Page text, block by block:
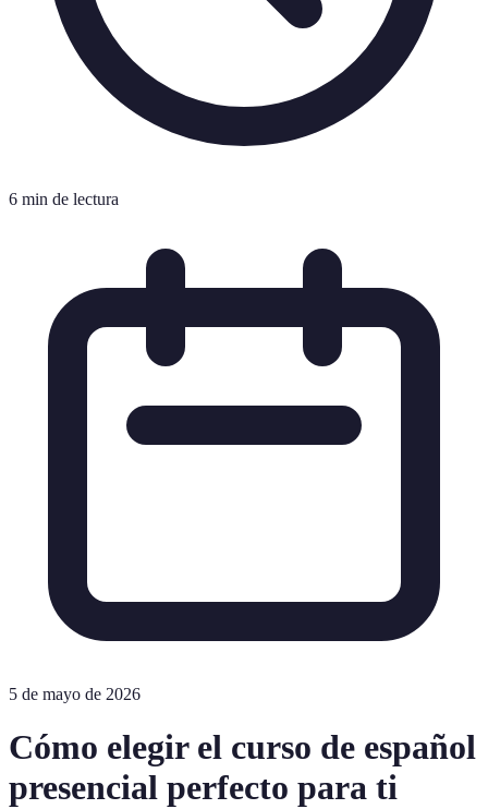
6 min de lectura
5 de mayo de 2026
Cómo elegir el curso de español
presencial perfecto para ti